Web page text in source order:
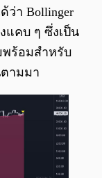
ว่า Bollinger
แคบ ๆ ซึ่งเป็น
ร้อมสำหรับ
ามมา